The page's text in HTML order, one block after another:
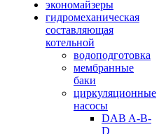
экономайзеры
гидромеханическая
составляющая
котельной
водоподготовка
мембранные
баки
циркуляционные
насосы
DAB A-B-
D